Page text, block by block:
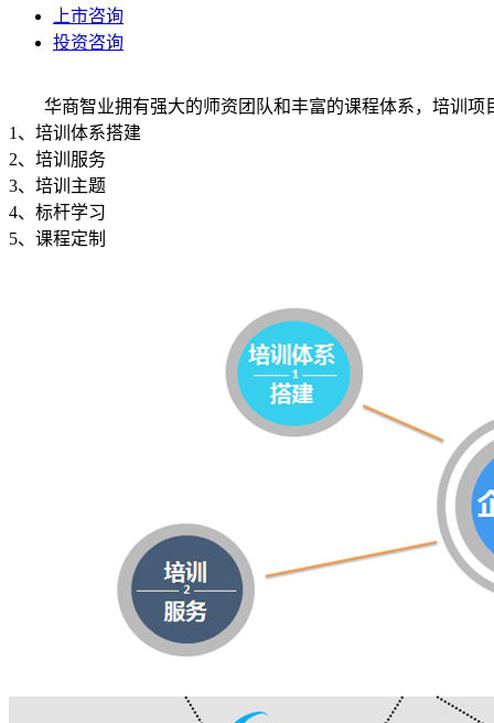
上市咨询
投资咨询
华商智业拥有强大的师资团队和丰富的课程体系，培训项
1、培训体系搭建
2、培训服务
3、培训主题
4、标杆学习
5、课程定制